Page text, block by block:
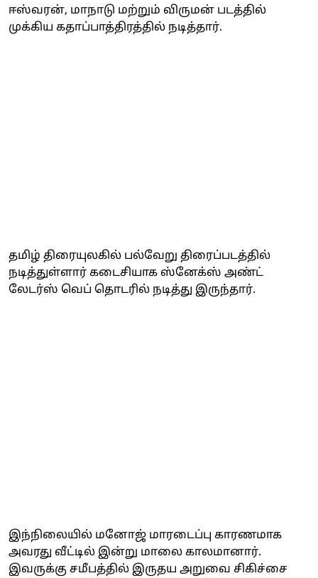
ஈஸ்வரன், மாநாடு மற்றும் விருமன் படத்தில்
முக்கிய கதாப்பாத்திரத்தில் நடித்தார்.
தமிழ் திரையுலகில் பல்வேறு திரைப்படத்தில்
நடித்துள்ளார் கடைசியாக ஸ்னேக்ஸ் அண்ட்
லேடர்ஸ் வெப் தொடரில் நடித்து இருந்தார்.
இந்நிலையில் மனோஜ் மாரடைப்பு காரணமாக
அவரது வீட்டில் இன்று மாலை காலமானார்.
இவருக்கு சமீபத்தில் இருதய அறுவை சிகிச்சை